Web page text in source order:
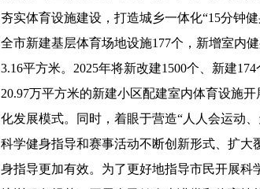
夯实体育设施建设，打造城乡一体化“15分钟
全市新建基层体育场地设施177个，新增室内
3.16平方米。2025年将新改建1500个、新建
20.97万平方米的新建小区配建室内体育设施
化发展模式。同时，着眼于营造“人人会运动
科学健身指导和赛事活动不断创新形式、扩大
身指导更加有效。为了更好地指导市民开展